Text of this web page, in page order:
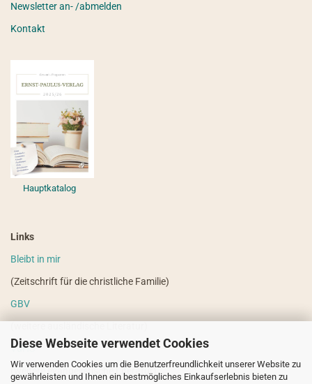
Diese Webseite verwendet Cookies
Wir verwenden Cookies um die Benutzerfreundlichkeit unserer Website zu
gewährleisten und Ihnen ein bestmögliches Einkaufserlebnis bieten zu
Newsletter an- /abmelden
Kontakt
Hauptkatalog
Links
Bleibt in mir
(Zeitschrift für die christliche Familie)
GBV
VdHS
(weitere evangelistische Literatur)